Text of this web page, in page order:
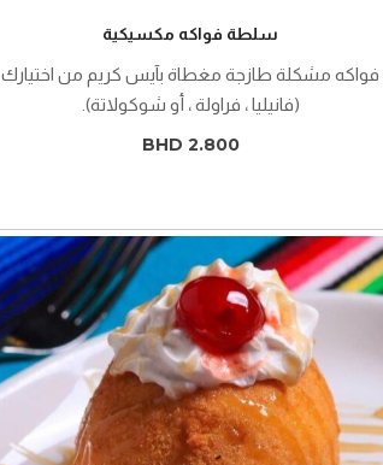
سلطة فواكه مكسيكية
فواكه مشكلة طازجة مغطاة بآيس كريم من اختيارك
(فانيليا ، فراولة ، أو شوكولاتة).
BHD 2.800